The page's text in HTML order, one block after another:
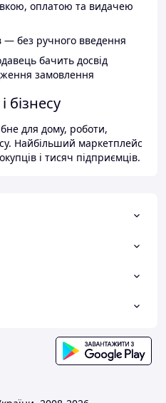
оплатою та видачею
— без ручного введення
бачить досвід
замовлення
для дому, роботи,
Найбільший маркетплейс
і тисяч підприємців.